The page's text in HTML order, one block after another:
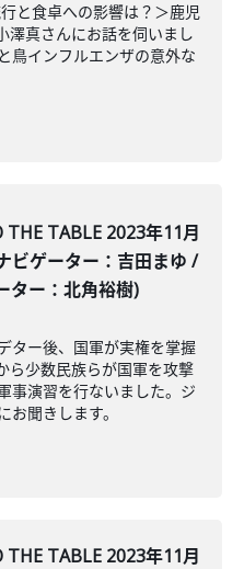
と食卓への影響は？＞鹿児
澤真さんにお話を伺いまし
鳥インフルエンザの意外な
THE TABLE 2023年11月
ビゲーター：吉田まゆ /
ター：北角裕樹)
ター後、国軍が実権を掌握
ら少数民族らが国軍を攻撃
事演習を行ないました。ジ
聞きします。
THE TABLE 2023年11月